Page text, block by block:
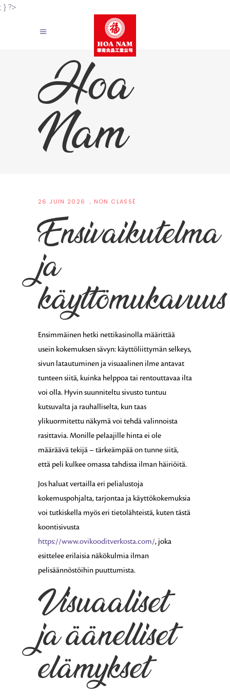
; } ?>
Hoa
Nam
26 JUIN 2026 NON CLASSÉ
Ensivaikutelma
ja
käyttömukavuus
Ensimmäinen hetki nettikasinolla määrittää
usein kokemuksen sävyn: käyttöliittymän selkeys,
sivun latautuminen ja visuaalinen ilme antavat
tunteen siitä, kuinka helppoa tai rentouttavaa ilta
voi olla. Hyvin suunniteltu sivusto tuntuu
kutsuvalta ja rauhalliselta, kun taas
ylikuormitettu näkymä voi tehdä valinnoista
rasittavia. Monille pelaajille hinta ei ole
määräävä tekijä – tärkeämpää on tunne siitä,
että peli kulkee omassa tahdissa ilman häiriöitä.
Jos haluat vertailla eri pelialustoja
kokemuspohjalta, tarjontaa ja käyttökokemuksia
voi tutkiskella myös eri tietolähteistä, kuten tästä
koontisivusta
https://www.ovikooditverkosta.com/, joka
esittelee erilaisia näkökulmia ilman
pelisäännöstöihin puuttumista.
Visuaaliset
ja äänelliset
elämykset